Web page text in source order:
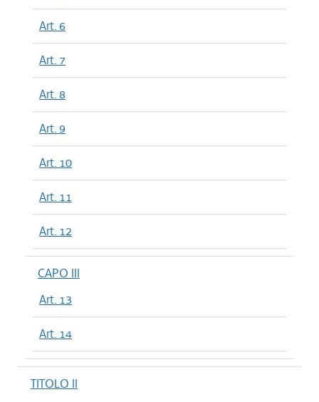
Art. 6
Art. 7
Art. 8
Art. 9
Art. 10
Art. 11
Art. 12
CAPO III
Art. 13
Art. 14
TITOLO II